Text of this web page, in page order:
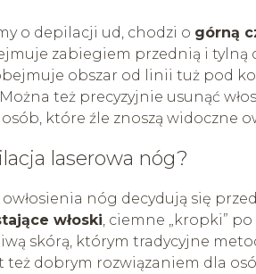
o depilacji ud, chodzi o górną
zabiegiem przednią i tylną
obszar od linii tuż pod
też precyzyjnie usunąć
które źle znoszą widoczne
laserowa nóg?
nóg decydują się
włoski, ciemne „kropki”
skórą, którym tradycyjne
też dobrym rozwiązaniem dla